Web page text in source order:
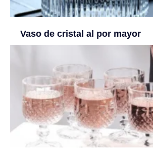
Vaso de cristal al por mayor